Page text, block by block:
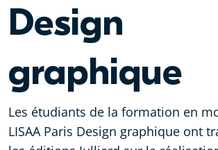
Design
graphique
Les étudiants de la formation en
LISAA Paris Design graphique ont